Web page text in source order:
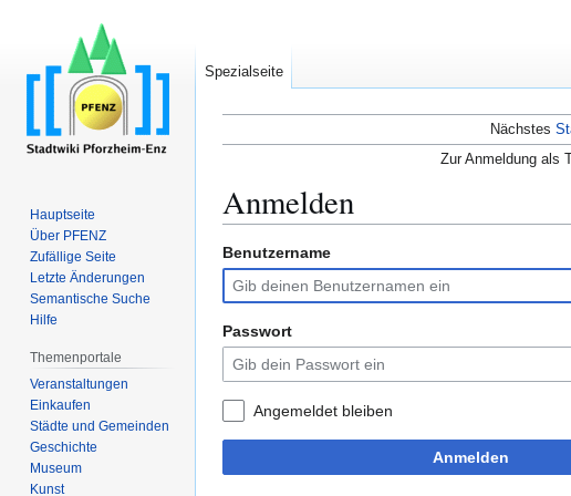
Nächstes
Zur Anmeldung als
Anmelden
Zur
Navigation
springen
Zur
Suche
springen
Benutzername
Passwort
Angemeldet bleiben
Anmelden
Spezialseite
Hauptseite
Über PFENZ
Zufällige Seite
Letzte Änderungen
Semantische Suche
Hilfe
Themenportale
Veranstaltungen
Einkaufen
Städte und Gemeinden
Geschichte
Museum
Kunst